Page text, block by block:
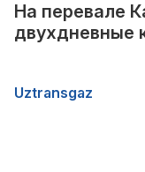
На перевале
двухдневные
Uztransgaz